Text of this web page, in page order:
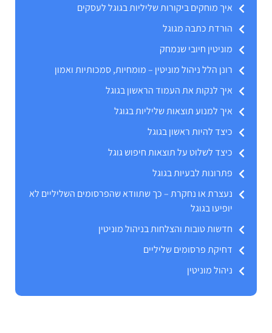
איך מוחקים ביקורות שליליות בגוגל לעסקים
הורדת כתבה מגוגל
מוניטין חיובי שנמחק
רונן הלל ניהול מוניטין – מומחיות, סמכותיות ואמון
איך לנקות את העמוד הראשון בגוגל
איך למנוע תוצאות שליליות בגוגל
כיצד להיות ראשון בגוגל
כיצד לשלוט על תוצאות חיפוש גוגל
פתרונות לבעיות בגוגל
נעצרת או נחקרת – כך שתוודא שהפרסומים השליליים לא
יופיעו בגוגל
חדשות טובות והצלחות בניהול מוניטין
דחיקת פרסומים שליליים
ניהול מוניטין